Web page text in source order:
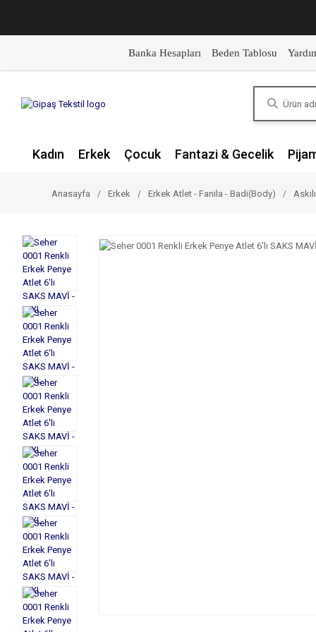
Banka Hesapları Beden Tablosu
Kadın Erkek Çocuk Fantazi & Gecelik
Anasayfa Erkek Erkek Atlet - Fanila - Badi(Body)